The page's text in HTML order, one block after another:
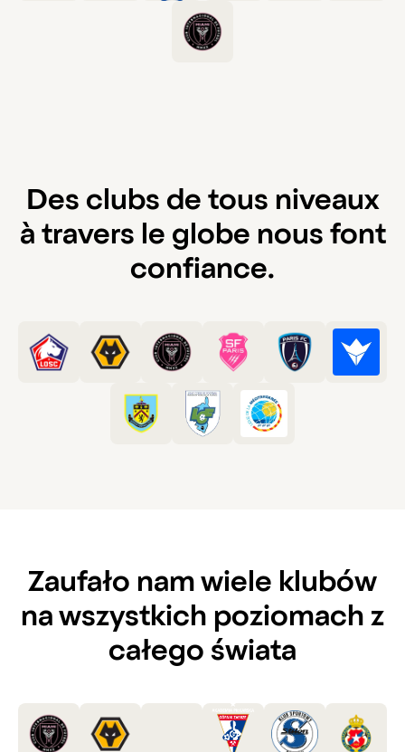
Des clubs de tous niveaux
à travers le globe nous font
confiance.
Zaufało nam wiele klubów
na wszystkich poziomach z
całego świata